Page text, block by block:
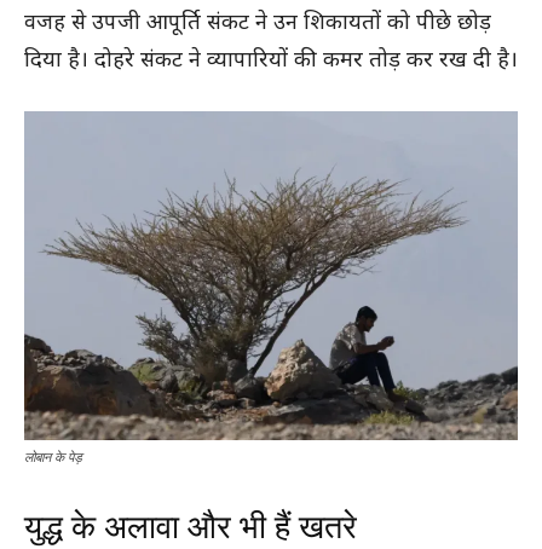
वजह से उपजी आपूर्ति संकट ने उन शिकायतों को पीछे छोड़
दिया है। दोहरे संकट ने व्यापारियों की कमर तोड़ कर रख दी है।
लोबान के पेड़
युद्ध के अलावा और भी हैं खतरे